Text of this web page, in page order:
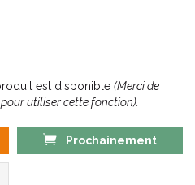
tout au long de la journée
individuelle recyclable, pour
de nos plantes
thé se compose de deux
merveilleuses de
est disponible (Merci de
utiliser cette fonction).
Prochainement